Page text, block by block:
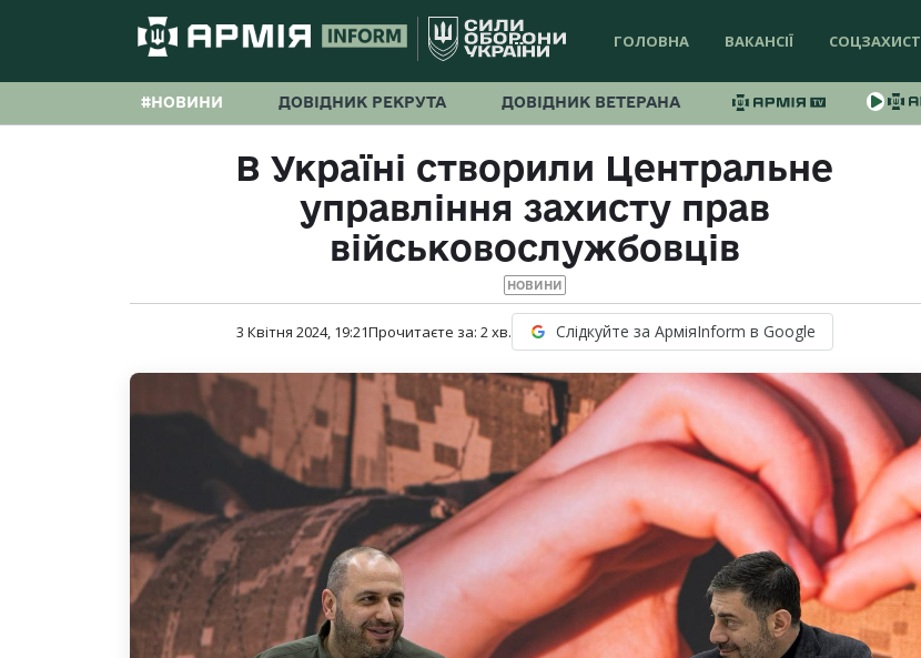
ГОЛОВНА ВАКАНСІЇ СОЦЗАХИСТ
#НОВИНИ ДОВІДНИК РЕКРУТА ДОВІДНИК ВЕТЕРАНА
В Україні створили Центральне
управління захисту прав
військовослужбовців
НОВИНИ
3 Квітня 2024, 19:21Прочитаєте за: 2хв. Слідкуйте за АрміяInform в Google